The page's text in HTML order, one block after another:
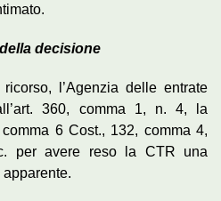
decisione
l’Agenzia delle entrate
360, comma 1, n. 4, la
6 Cost., 132, comma 4,
per avere reso la CTR una